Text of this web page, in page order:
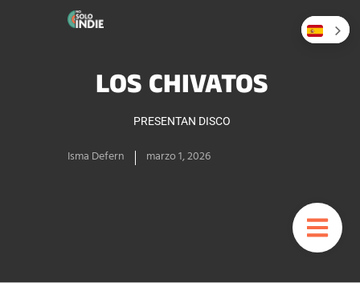
LOS CHIVATOS
PRESENTAN DISCO
Isma Defern marzo 1, 2026